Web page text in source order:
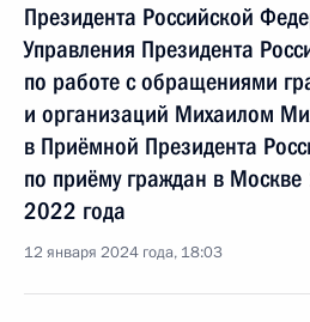
Президента Российской
Управления Президента
по работе с обращениями
и организаций Михаилом
в Приёмной Президента
по приёму граждан в Москве
2022 года
12 января 2024 года, 18:03